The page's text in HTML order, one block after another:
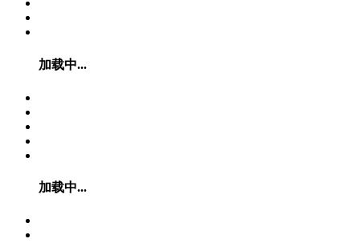
加载中...
加载中...